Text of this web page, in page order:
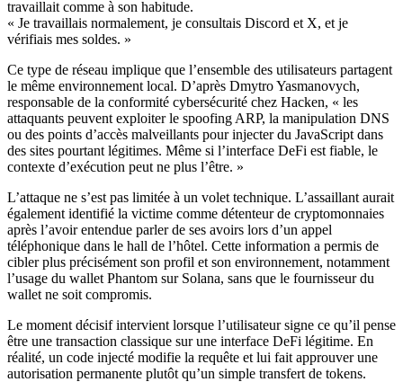
travaillait comme à son habitude.
« Je travaillais normalement, je consultais Discord et X, et je
vérifiais mes soldes. »
Ce type de réseau implique que l’ensemble des utilisateurs partagent
le même environnement local. D’après Dmytro Yasmanovych,
responsable de la conformité cybersécurité chez Hacken, « les
attaquants peuvent exploiter le spoofing ARP, la manipulation DNS
ou des points d’accès malveillants pour injecter du JavaScript dans
des sites pourtant légitimes. Même si l’interface DeFi est fiable, le
contexte d’exécution peut ne plus l’être. »
L’attaque ne s’est pas limitée à un volet technique. L’assaillant aurait
également identifié la victime comme détenteur de cryptomonnaies
après l’avoir entendue parler de ses avoirs lors d’un appel
téléphonique dans le hall de l’hôtel. Cette information a permis de
cibler plus précisément son profil et son environnement, notamment
l’usage du wallet Phantom sur Solana, sans que le fournisseur du
wallet ne soit compromis.
Le moment décisif intervient lorsque l’utilisateur signe ce qu’il pense
être une transaction classique sur une interface DeFi légitime. En
réalité, un code injecté modifie la requête et lui fait approuver une
autorisation permanente plutôt qu’un simple transfert de tokens.